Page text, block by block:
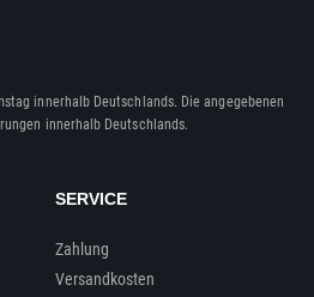
innerhalb Deutschlands. Die angegebenen
innerhalb Deutschlands.
SERVICE
Zahlung
Versandkosten